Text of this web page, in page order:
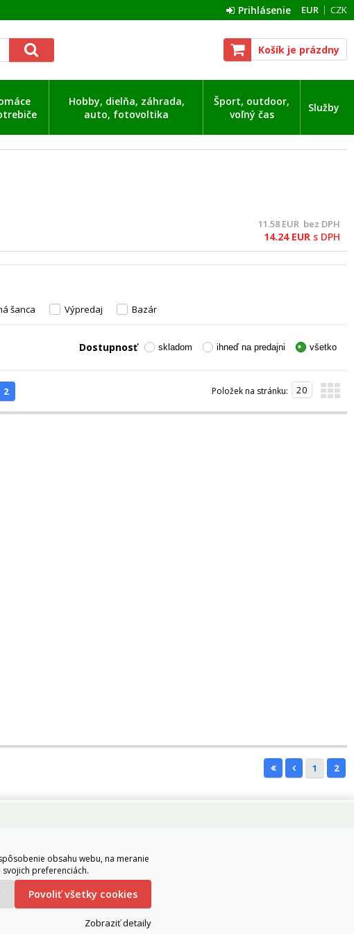
EUR CZK
Prihlásenie
Košík je prázdny
Hobby, dielňa, záhrada,
auto, fotovoltika
Šport, outdoor,
voľný čas
Služby
11.58EUR bez DPH
14.24 EUR s DPH
šanca Výpredaj Bazár
Dostupnosť skladom ihneď na predajni všetko
2 Položek na stránku:
1 2
obsahu webu, na meranie
preferenciách.
Povoliť všetky cookies
Zobraziť detaily